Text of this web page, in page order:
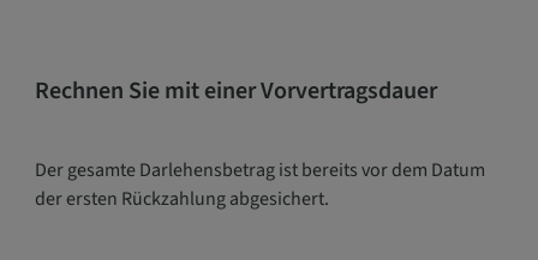
Rechnen Sie mit einer Vorvertragsdauer
Der gesamte Darlehensbetrag ist bereits vor dem Datum
der ersten Rückzahlung abgesichert.